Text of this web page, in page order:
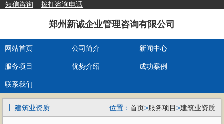
短信咨询 拨打咨询电话
郑州新诚企业管理咨询有限公司
网站首页 公司简介 新闻中心
服务项目 优势介绍 成功案例
联系我们
位置： 首页>服务项目>建筑业资质
┃ 建筑业资质